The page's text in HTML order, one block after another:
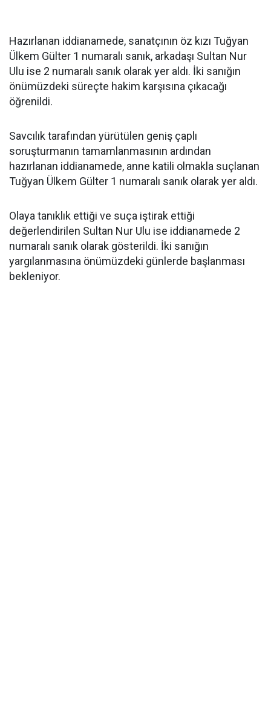
Hazırlanan iddianamede, sanatçının öz kızı Tuğyan
Ülkem Gülter 1 numaralı sanık, arkadaşı Sultan Nur
Ulu ise 2 numaralı sanık olarak yer aldı. İki sanığın
önümüzdeki süreçte hakim karşısına çıkacağı
öğrenildi.
Savcılık tarafından yürütülen geniş çaplı
soruşturmanın tamamlanmasının ardından
hazırlanan iddianamede, anne katili olmakla suçlanan
Tuğyan Ülkem Gülter 1 numaralı sanık olarak yer aldı.
Olaya tanıklık ettiği ve suça iştirak ettiği
değerlendirilen Sultan Nur Ulu ise iddianamede 2
numaralı sanık olarak gösterildi. İki sanığın
yargılanmasına önümüzdeki günlerde başlanması
bekleniyor.